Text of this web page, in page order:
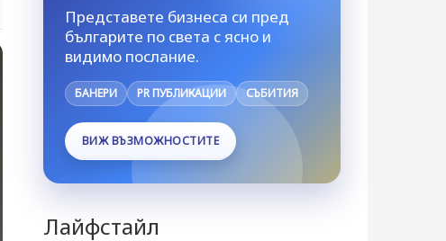
Представете бизнеса си пред
българите по света с ясно и
видимо послание.
БАНЕРИ PR ПУБЛИКАЦИИ СЪБИТИЯ
ВИЖ ВЪЗМОЖНОСТИТЕ
Лайфстайл